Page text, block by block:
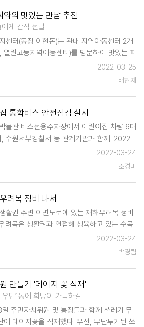
의 맛있는 만남 추진
게 간식 전달
센터(동장 이현돈)는 관내 지역아동센터 2개
린고등지역아동센터)를 방문하여 맛있는 피
만남은 봄을 맞아 고등동 지역사회보장협의
2022-03-25
배현재
통학버스 안전점검 실시
물관 버스전용주차장에서 어린이집 차량 6대
수원서부경찰서 등 관계기관과 함께 '2022
합동점검'을 실시했다. 앞서 구는 관내 어린
여 신고필증과 운영자 및 운영자 그리고 동승
2022-03-24
조경미
려목 정비 나서
활권 주변 이면도로에 있는 재해우려목 정비
려목은 생활권과 연접해 생육하고 있는 수목
러져 주택 또는 차량 파손 등 재산이나 인명피
, 피해가 발생하지 않도록 사전에 조치한다는
2022-03-24
박경림
만들기 '데이지 꽃 식재'
만1동에 희망이 가득하길
주민자치위원 및 통장들과 함께 쓰레기 무
에 데이지꽃을 식재했다. 우선, 무단투기된 쓰